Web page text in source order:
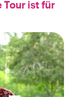
Tour ist für